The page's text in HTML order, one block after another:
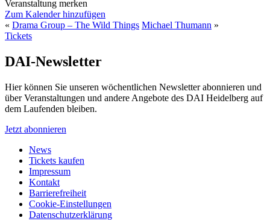
Veranstaltung merken
Zum Kalender hinzufügen
« Drama Group – The Wild Things Michael Thumann »
Tickets
DAI-Newsletter
Hier können Sie unseren wöchentlichen Newsletter abonnieren und
über Veranstaltungen und andere Angebote des DAI Heidelberg auf
dem Laufenden bleiben.
Jetzt abonnieren
News
Tickets kaufen
Impressum
Kontakt
Barrierefreiheit
Cookie-Einstellungen
Datenschutzerklärung